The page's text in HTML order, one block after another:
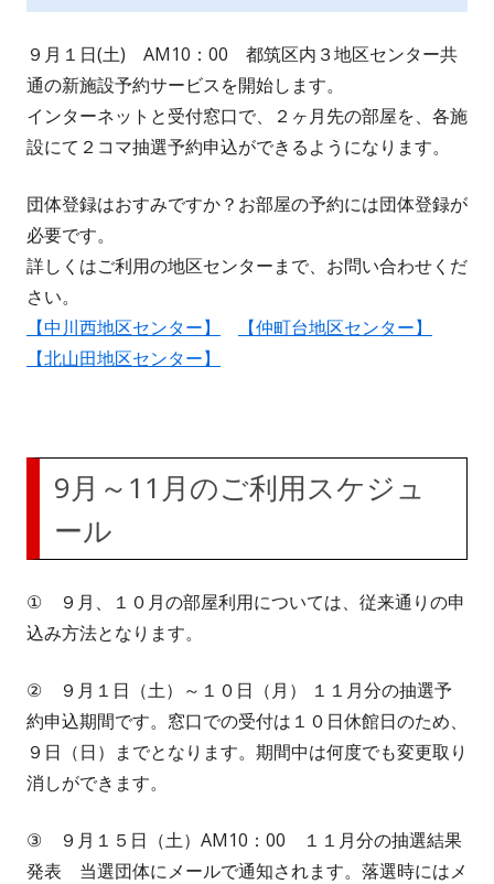
９月１日(土) AM10：00 都筑区内３地区センター共
通の新施設予約サービスを開始します。
インターネットと受付窓口で、２ヶ月先の部屋を、各施
設にて２コマ抽選予約申込ができるようになります。
団体登録はおすみですか？お部屋の予約には団体登録が
必要です。
詳しくはご利用の地区センターまで、お問い合わせくだ
さい。
【中川西地区センター】
【仲町台地区センター】
【北山田地区センター】
9月～11月のご利用スケジュ
ール
① ９月、１０月の部屋利用については、従来通りの申
込み方法となります。
② ９月１日（土）～１０日（月） １１月分の抽選予
約申込期間です。窓口での受付は１０日休館日のため、
９日（日）までとなります。期間中は何度でも変更取り
消しができます。
③ ９月１５日（土）AM10：00 １１月分の抽選結果
発表 当選団体にメールで通知されます。落選時にはメ